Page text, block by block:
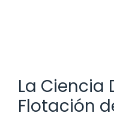
La Ciencia
Flotación